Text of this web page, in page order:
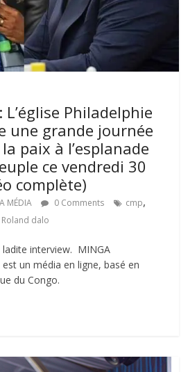
L’église Philadelphie
une grande journée
paix à l’esplanade
ce vendredi 30
complète)
MÉDIA 0 Comments cmp,
Roland dalo
ladite interview. MINGA
un média en ligne, basé en
du Congo.